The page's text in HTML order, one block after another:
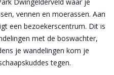
vennen en moerassen. Aan
een bezoekerscentrum. Dit is
met de boswachter,
je wandelingen kom je
tegen.